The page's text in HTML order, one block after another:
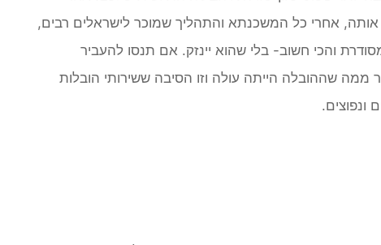
אחרי כל המשכנתא והתהליך שמוכר לישראלים רבים,
והכי חשוב- בלי שהוא יינזק. אם תנסו להעביר
שההובלה הייתה עולה וזו הסיבה ששירותי הובלות
ונפוצים.